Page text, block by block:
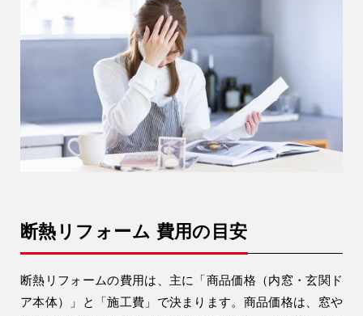
断熱リフォーム 費用の目安
断熱リフォームの費用は、主に「商品価格（内窓・玄関ド
ア本体）」と「施工費」で決まります。商品価格は、窓や